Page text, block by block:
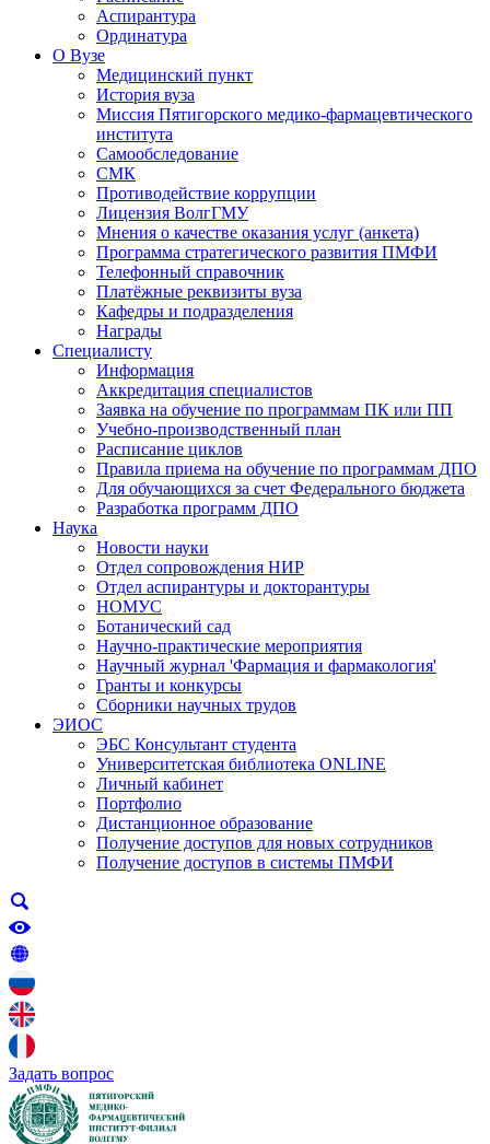
Аспирантура
Ординатура
О Вузе
Медицинский пункт
История вуза
Миссия Пятигорского медико-фармацевтического
института
Самообследование
СМК
Противодействие коррупции
Лицензия ВолгГМУ
Мнения о качестве оказания услуг (анкета)
Программа стратегического развития ПМФИ
Телефонный справочник
Платёжные реквизиты вуза
Кафедры и подразделения
Награды
Специалисту
Информация
Аккредитация специалистов
Заявка на обучение по программам ПК или ПП
Учебно-производственный план
Расписание циклов
Правила приема на обучение по программам ДПО
Для обучающихся за счет Федерального бюджета
Разработка программ ДПО
Наука
Новости науки
Отдел сопровождения НИР
Отдел аспирантуры и докторантуры
НОМУС
Ботанический сад
Научно-практические мероприятия
Научный журнал 'Фармация и фармакология'
Гранты и конкурсы
Сборники научных трудов
ЭИОС
ЭБС Консультант студента
Университетская библиотека ONLINE
Личный кабинет
Портфолио
Дистанционное образование
Получение доступов для новых сотрудников
Получение доступов в системы ПМФИ
Задать вопрос